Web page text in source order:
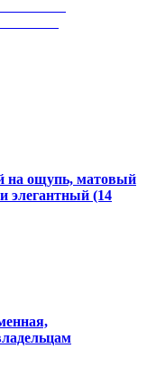
на ощупь, матовый
элегантный (14